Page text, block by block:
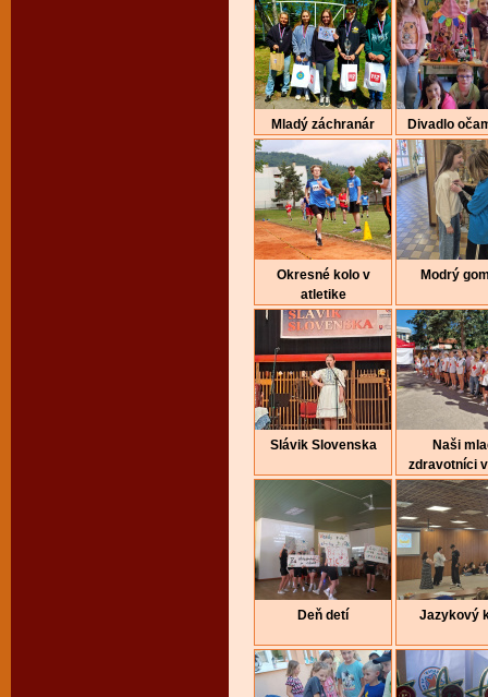
Mladý záchranár Divadlo
Okresné kolo v
atletike
Modrý
Slávik Slovenska
Naši
zdravotníci
Deň detí Jazykový